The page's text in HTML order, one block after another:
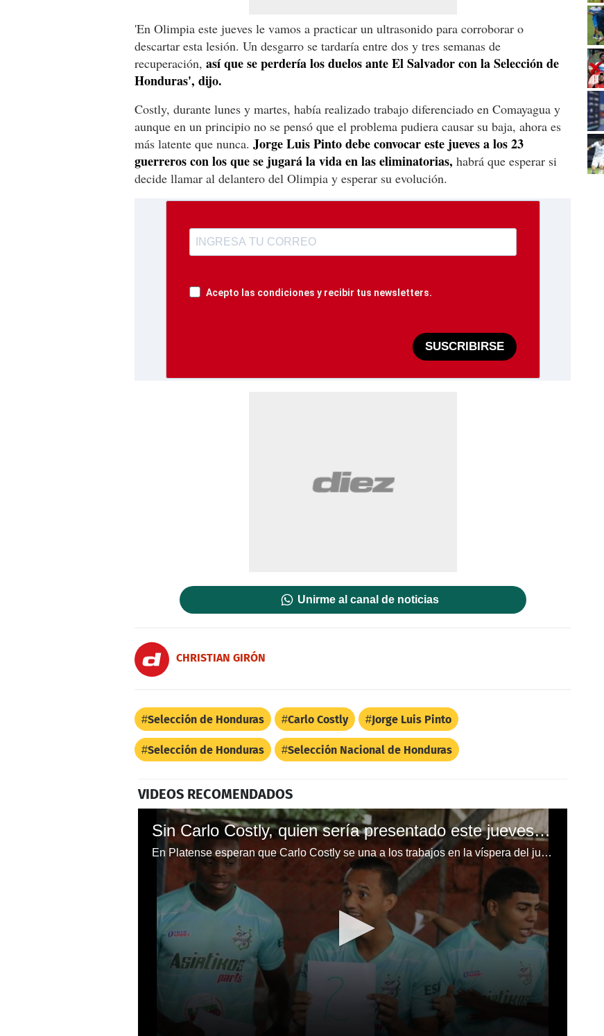
'En Olimpia este jueves le vamos a practicar un ultrasonido para corroborar o
descartar esta lesión. Un desgarro se tardaría entre dos y tres semanas de
recuperación, así que se perdería los duelos ante El Salvador con la Selección de
Honduras', dijo.
Costly, durante lunes y martes, había realizado trabajo diferenciado en Comayagua y
aunque en un principio no se pensó que el problema pudiera causar su baja, ahora es
más latente que nunca. Jorge Luis Pinto debe convocar este jueves a los 23
guerreros con los que se jugará la vida en las eliminatorias, habrá que esperar si
decide llamar al delantero del Olimpia y esperar su evolución.
Acepto las condiciones y recibir tus newsletters.
SUSCRIBIRSE
Unirme al canal de noticias
CHRISTIAN GIRÓN
Selección de Honduras Carlo Costly Jorge Luis Pinto
Selección de Honduras Selección Nacional de Honduras
VIDEOS RECOMENDADOS
Sin Carlo Costly, quien sería presentado este jueves, Platense se alista para recibir a Motagua
En Platense esperan que Carlo Costly se una a los trabajos en la víspera del juego con Motagua e incluso vea acción unos minutos.